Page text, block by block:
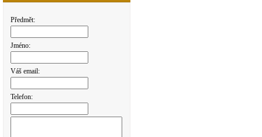
Předmět:
Jméno:
Váš email:
Telefon: